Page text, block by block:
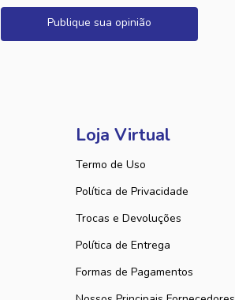
Publique sua opinião
Loja Virtual
Termo de Uso
Política de Privacidade
Trocas e Devoluções
Política de Entrega
Formas de Pagamentos